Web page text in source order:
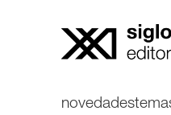
novedades